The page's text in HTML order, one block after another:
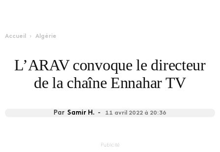
Accueil Algérie
L’ARAV convoque le directeur
de la chaîne Ennahar TV
Par Samir H. - 11 avril 2022 à 20:36
Publicité